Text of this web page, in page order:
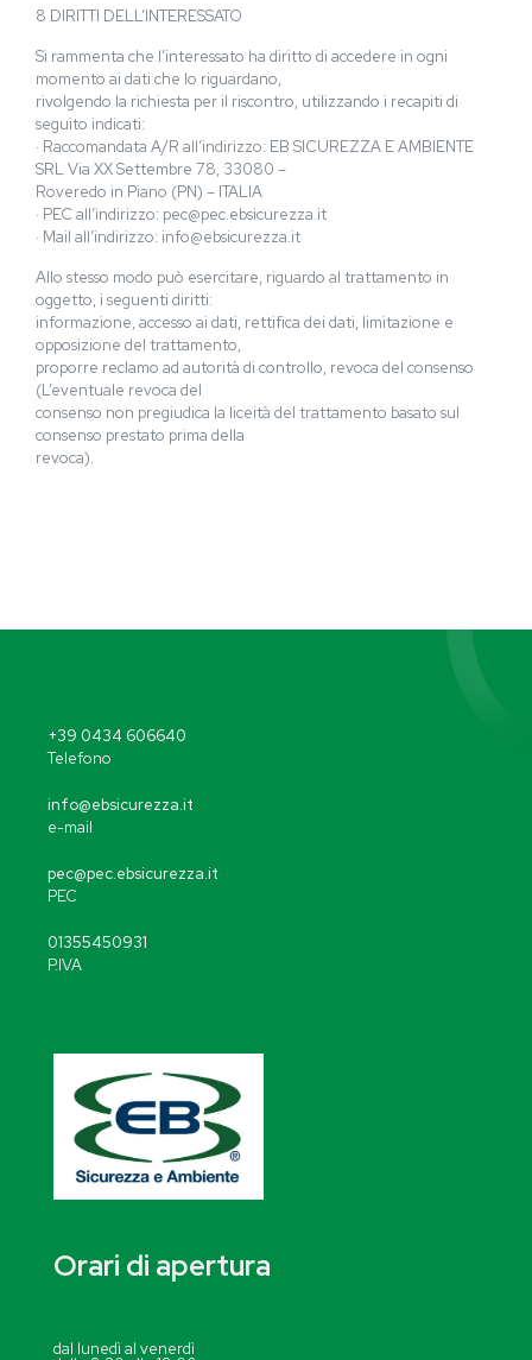
8 DIRITTI DELL’INTERESSATO
Si rammenta che l’interessato ha diritto di accedere in ogni
momento ai dati che lo riguardano,
rivolgendo la richiesta per il riscontro, utilizzando i recapiti di
seguito indicati:
· Raccomandata A/R all’indirizzo: EB SICUREZZA E AMBIENTE
SRL Via XX Settembre 78, 33080 –
Roveredo in Piano (PN) – ITALIA
· PEC all’indirizzo: pec@pec.ebsicurezza.it
· Mail all’indirizzo: info@ebsicurezza.it
Allo stesso modo può esercitare, riguardo al trattamento in
oggetto, i seguenti diritti:
informazione, accesso ai dati, rettifica dei dati, limitazione e
opposizione del trattamento,
proporre reclamo ad autorità di controllo, revoca del consenso
(L’eventuale revoca del
consenso non pregiudica la liceità del trattamento basato sul
consenso prestato prima della
revoca).
+39 0434 606640
Telefono
info@ebsicurezza.it
e-mail
pec@pec.ebsicurezza.it
PEC
01355450931
P.IVA
Orari di apertura
dal lunedì al venerdì